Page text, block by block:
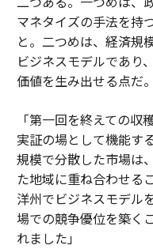
マネタイズの手法を持
と。二つめは、経済規
ビジネスモデルであり
価値を生み出せる点だ。
「第一回を終えての
実証の場として機能す
規模で分散した市場は
た地域に重ね合わせる
洋州でビジネスモデル
場での競争優位を築く
れました」